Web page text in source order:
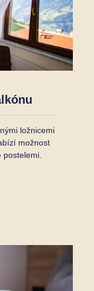
ložnicemi
možnost